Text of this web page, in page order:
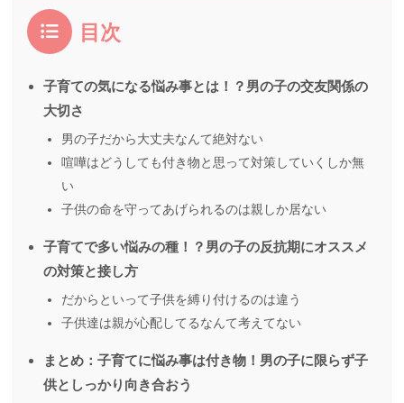
目次
子育ての気になる悩み事とは！？男の子の交友関係の
大切さ
男の子だから大丈夫なんて絶対ない
喧嘩はどうしても付き物と思って対策していくしか無
い
子供の命を守ってあげられるのは親しか居ない
子育てで多い悩みの種！？男の子の反抗期にオススメ
の対策と接し方
だからといって子供を縛り付けるのは違う
子供達は親が心配してるなんて考えてない
まとめ：子育てに悩み事は付き物！男の子に限らず子
供としっかり向き合おう